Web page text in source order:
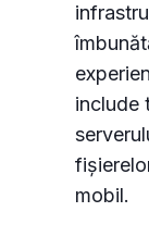
include
mobil.